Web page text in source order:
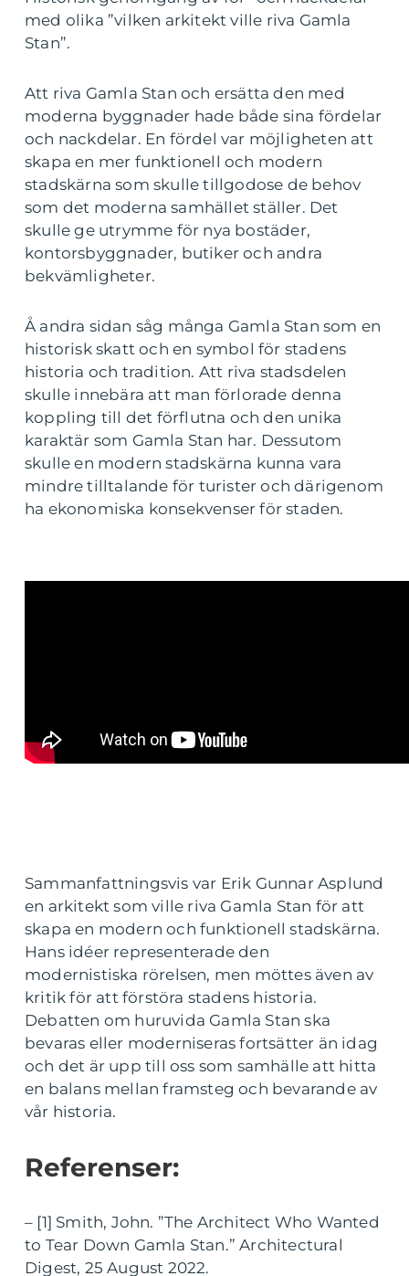
med olika ”vilken arkitekt ville riva Gamla
Stan”.
Att riva Gamla Stan och ersätta den med
moderna byggnader hade både sina fördelar
och nackdelar. En fördel var möjligheten att
skapa en mer funktionell och modern
stadskärna som skulle tillgodose de behov
som det moderna samhället ställer. Det
skulle ge utrymme för nya bostäder,
kontorsbyggnader, butiker och andra
bekvämligheter.
Å andra sidan såg många Gamla Stan som en
historisk skatt och en symbol för stadens
historia och tradition. Att riva stadsdelen
skulle innebära att man förlorade denna
koppling till det förflutna och den unika
karaktär som Gamla Stan har. Dessutom
skulle en modern stadskärna kunna vara
mindre tilltalande för turister och därigenom
ha ekonomiska konsekvenser för staden.
Sammanfattningsvis var Erik Gunnar Asplund
en arkitekt som ville riva Gamla Stan för att
skapa en modern och funktionell stadskärna.
Hans idéer representerade den
modernistiska rörelsen, men möttes även av
kritik för att förstöra stadens historia.
Debatten om huruvida Gamla Stan ska
bevaras eller moderniseras fortsätter än idag
och det är upp till oss som samhälle att hitta
en balans mellan framsteg och bevarande av
vår historia.
Referenser:
– [1] Smith, John. ”The Architect Who Wanted
to Tear Down Gamla Stan.” Architectural
Digest, 25 August 2022.